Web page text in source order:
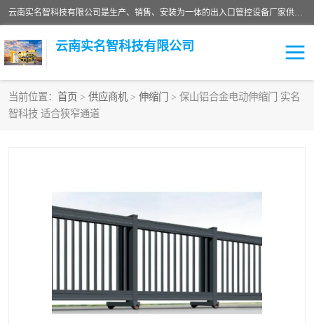
云南实名智科技有限公司是生产、销售、安装为一体的出入口管控设备厂家供应商。主营:电动伸缩门、道闸、广告道闸、重型空降闸、车牌识别、门禁通道、升降柱、岗亭、旗杆等智能设备。主营产品: 电动伸缩门,道闸门禁,车牌识别 生产、销售、安装为一体的出入口管控设备厂家源头供应商。
云南实名智科技有限公司
当前位置： 首页 > 供应商机 > 伸缩门
> 保山铝合金电动伸缩门 实名
智科技 适合狭窄通道
车牌识别门系列
升降门系列 通道闸系列
小门系列 伸缩门